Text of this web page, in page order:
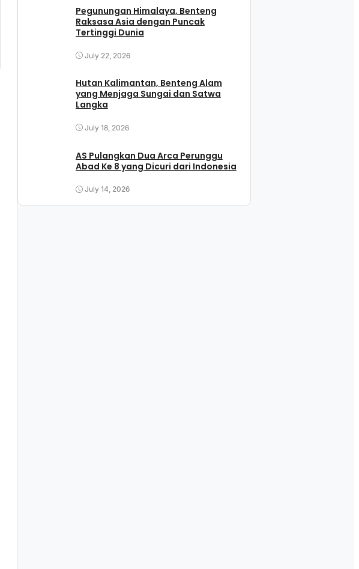
Pegunungan Himalaya, Benteng
Raksasa Asia dengan Puncak
Tertinggi Dunia
July 22, 2026
Hutan Kalimantan, Benteng Alam
yang Menjaga Sungai dan Satwa
Langka
July 18, 2026
AS Pulangkan Dua Arca Perunggu
Abad Ke 8 yang Dicuri dari Indonesia
July 14, 2026